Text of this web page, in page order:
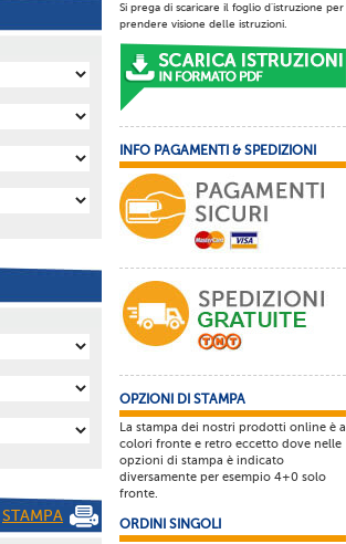
STAMPA
Si prega di scaricare il foglio d'istruzione per
prendere visione delle istruzioni.
INFO PAGAMENTI & SPEDIZIONI
OPZIONI DI STAMPA
La stampa dei nostri prodotti online è a
colori fronte e retro eccetto dove nelle
opzioni di stampa è indicato
diversamente per esempio 4+0 solo
fronte.
ORDINI SINGOLI